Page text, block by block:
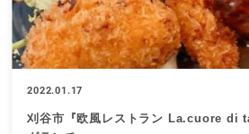
2022.01.17
刈谷市『欧風レストラン La.cuore di